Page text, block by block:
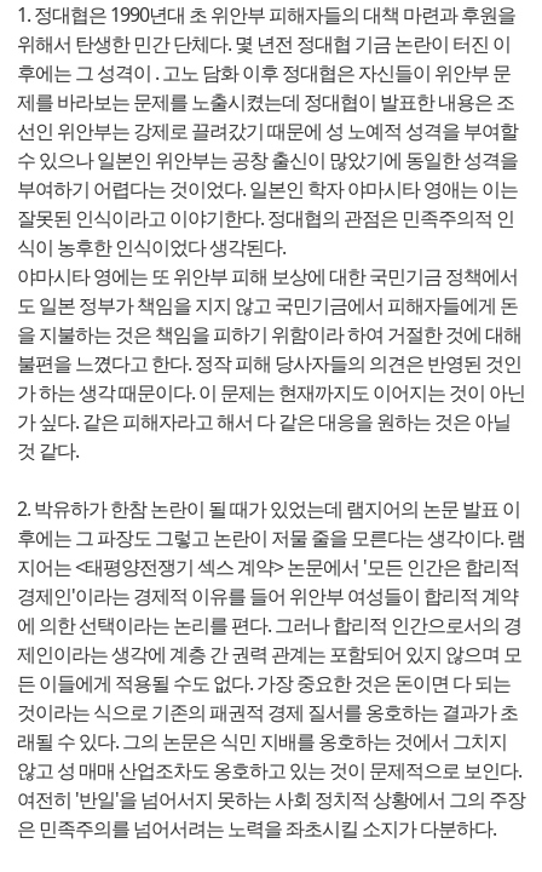
1. 정대협은 1990년대 초 위안부 피해자들의 대책 마련과 후원을
위해서 탄생한 민간 단체다. 몇 년전 정대협 기금 논란이 터진 이
후에는 그 성격이 . 고노 담화 이후 정대협은 자신들이 위안부 문
제를 바라보는 문제를 노출시켰는데 정대협이 발표한 내용은 조
선인 위안부는 강제로 끌려갔기 때문에 성 노예적 성격을 부여할
수 있으나 일본인 위안부는 공창 출신이 많았기에 동일한 성격을
부여하기 어렵다는 것이었다. 일본인 학자 야마시타 영애는 이는
잘못된 인식이라고 이야기한다. 정대협의 관점은 민족주의적 인
식이 농후한 인식이었다 생각된다.
야마시타 영에는 또 위안부 피해 보상에 대한 국민기금 정책에서
도 일본 정부가 책임을 지지 않고 국민기금에서 피해자들에게 돈
을 지불하는 것은 책임을 피하기 위함이라 하여 거절한 것에 대해
불편을 느꼈다고 한다. 정작 피해 당사자들의 의견은 반영된 것인
가 하는 생각 때문이다. 이 문제는 현재까지도 이어지는 것이 아닌
가 싶다. 같은 피해자라고 해서 다 같은 대응을 원하는 것은 아닐
것 같다.
2. 박유하가 한참 논란이 될 때가 있었는데 램지어의 논문 발표 이
후에는 그 파장도 그렇고 논란이 저물 줄을 모른다는 생각이다. 램
지어는 <태평양전쟁기 섹스 계약> 논문에서 '모든 인간은 합리적
경제인'이라는 경제적 이유를 들어 위안부 여성들이 합리적 계약
에 의한 선택이라는 논리를 편다. 그러나 합리적 인간으로서의 경
제인이라는 생각에 계층 간 권력 관계는 포함되어 있지 않으며 모
든 이들에게 적용될 수도 없다. 가장 중요한 것은 돈이면 다 되는
것이라는 식으로 기존의 패권적 경제 질서를 옹호하는 결과가 초
래될 수 있다. 그의 논문은 식민 지배를 옹호하는 것에서 그치지
않고 성 매매 산업조차도 옹호하고 있는 것이 문제적으로 보인다.
여전히 '반일'을 넘어서지 못하는 사회 정치적 상황에서 그의 주장
은 민족주의를 넘어서려는 노력을 좌초시킬 소지가 다분하다.